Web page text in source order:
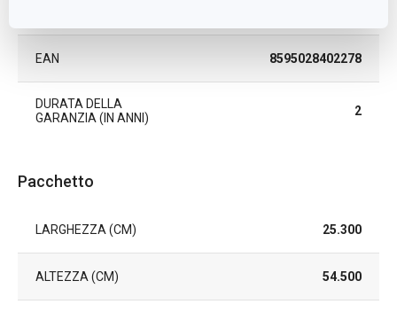
EAN 8595028402278
DURATA DELLA
GARANZIA (IN ANNI)
2
Pacchetto
LARGHEZZA (CM) 25.300
ALTEZZA (CM) 54.500